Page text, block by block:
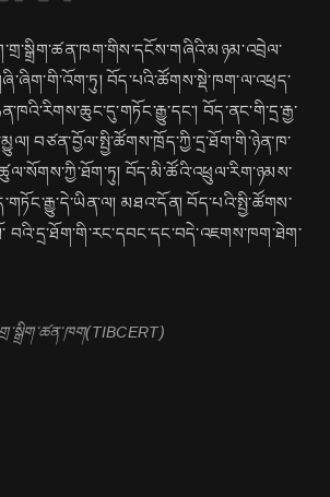
བོད་པའི་ཚོགས་སྡེ་ཁག་ལ་འཕྲད་
བོད་ནང་གི་དྲ་རྒྱ་
བཙན་བྱོལ་སྤྱི་ཚོགས་ཁྲོད་ཀྱི་དྲ་ཐོག་གི་ཉེན་ཁ་
བོད་མི་ཚོའི་འཕྲུལ་རིག་ཉམས་
མཐའ་དོན། བོད་པའི་སྤྱི་ཚོགས་
བའི་དྲ་ཐོག་གི་རང་དབང་དང་བདེ་འཇགས་ཁག་ཐེག་